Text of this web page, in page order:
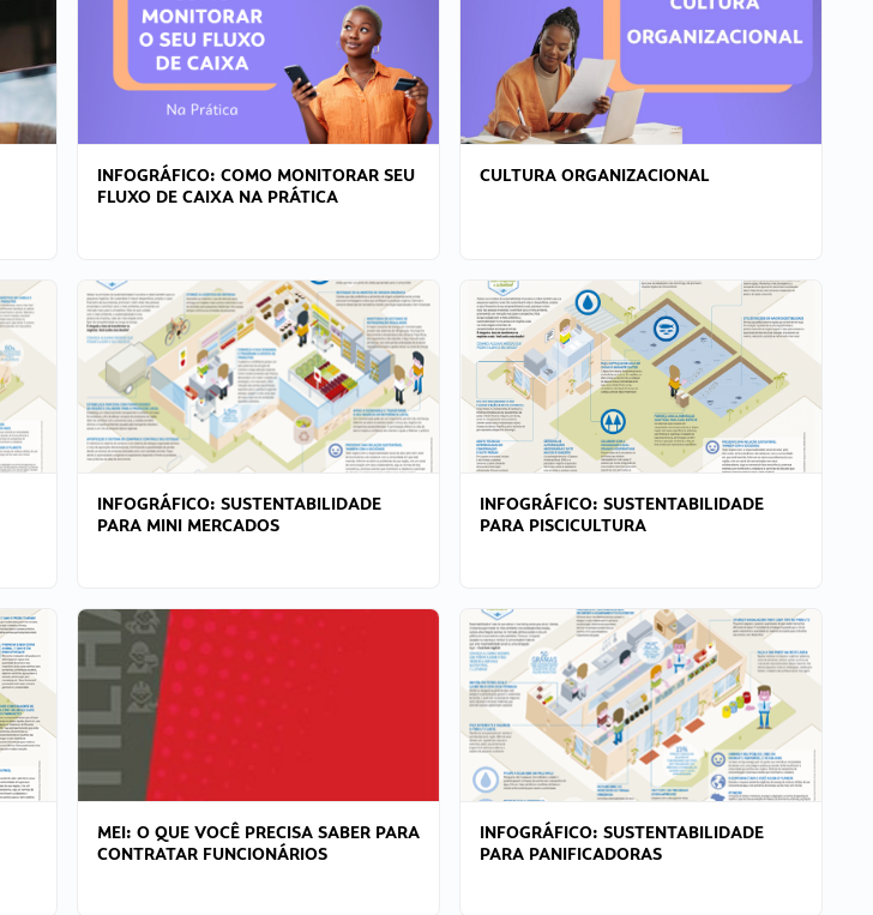
INFOGRÁFICO: COMO MONITORAR SEU
FLUXO DE CAIXA NA PRÁTICA
CULTURA ORGANIZACIONAL
INFOGRÁFICO: SUSTENTABILIDADE
PARA MINI MERCADOS
INFOGRÁFICO: SUSTENTABILIDADE
PARA PISCICULTURA
MEI: O QUE VOCÊ PRECISA SABER PARA
CONTRATAR FUNCIONÁRIOS
INFOGRÁFICO: SUSTENTABILIDADE
PARA PANIFICADORAS